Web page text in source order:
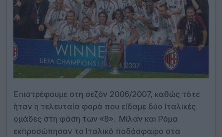
Επιστρέφουμε στη σεζόν 2006/2007, καθώς τότε
ήταν η τελευταία φορά που είδαμε δύο Ιταλικές
ομάδες στη φάση των «8». Μίλαν και Ρόμα
εκπροσώπησαν το Ιταλικό ποδόσφαιρο στα